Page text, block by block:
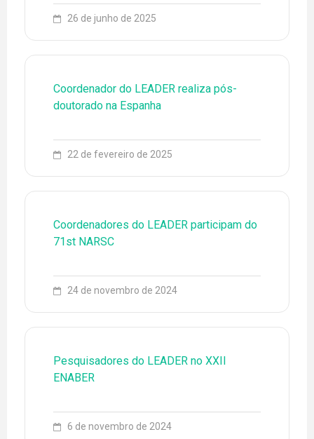
26 de junho de 2025
Coordenador do LEADER realiza pós-
doutorado na Espanha
22 de fevereiro de 2025
Coordenadores do LEADER participam do
71st NARSC
24 de novembro de 2024
Pesquisadores do LEADER no XXII
ENABER
6 de novembro de 2024